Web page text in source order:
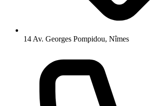
14 Av. Georges Pompidou, Nîmes